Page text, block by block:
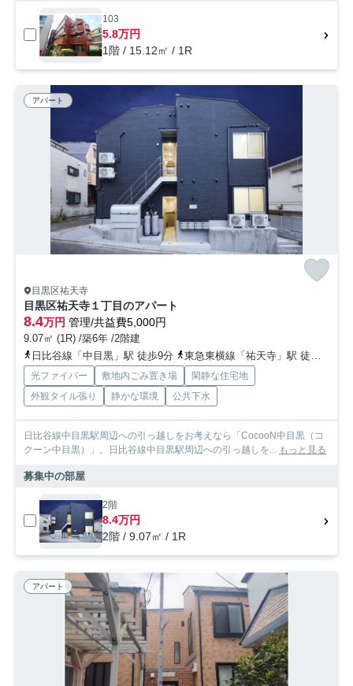
103
5.8万円
1階 / 15.12㎡ / 1R
アパート
目黒区祐天寺
目黒区祐天寺１丁目のアパート
8.4万円 管理/共益費5,000円
9.07㎡ (1R) /築6年 /2階建
日比谷線「中目黒」駅 徒歩9分
東急東横線「祐天寺」駅 徒歩7分
光ファイバー 敷地内ごみ置き場
閑静な住宅地
外観タイル張り
静かな環境 公共下水
日比谷線中目黒駅周辺への引っ越しをお考えなら「CocooN中目黒（コ
クーン中目黒）」。日比谷線中目黒駅周辺への引っ越しを... もっと見る
募集中の部屋
2階
8.4万円
2階 / 9.07㎡ / 1R
アパート